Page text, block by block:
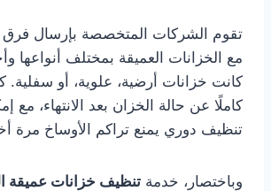
تقوم الشركات المتخصصة بإرسال فرق
مع الخزانات العميقة بمختلف أنواعها
كانت خزانات أرضية، علوية، أو سفلية.
كاملًا عن حالة الخزان بعد الانتهاء، مع
تنظيف دوري يمنع تراكم الأوساخ مرة
وباختصار، خدمة تنظيف خزانات عميقة